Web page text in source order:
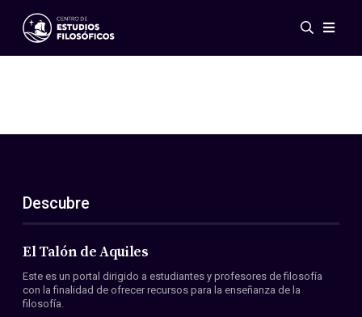
Eventos
ES
EN
Acerca de nosotros
Miembros
Convenios
Descubre
El Talón de Aquiles
Este es un portal dirigido a estudiantes y profesores de filosofía
con la finalidad de ofrecer recursos para la enseñanza de la
filosofía.